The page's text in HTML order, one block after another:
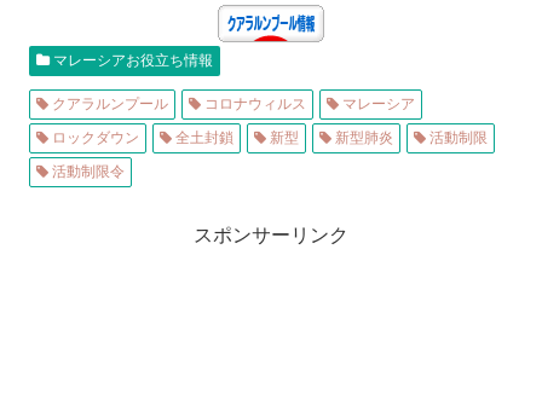
マレーシアお役立ち情報
クアラルンプール コロナウィルス
マレーシア
ロックダウン
全土封鎖 新型 新型肺炎
活動制限
活動制限令
スポンサーリンク